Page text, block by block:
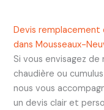
Devis remplacement
dans Mousseaux-
Si vous envisagez
chaudière ou
nous vous
un devis clair et